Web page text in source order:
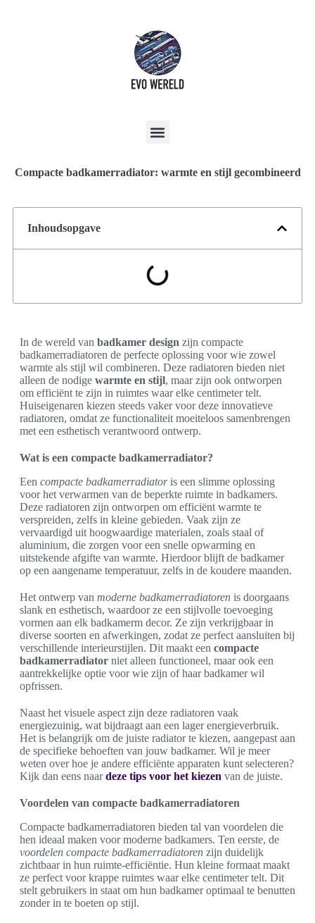
Compacte badkamerradiator: warmte en stijl gecombineerd
Inhoudsopgave
In de wereld van badkamer design zijn compacte
badkamerradiatoren de perfecte oplossing voor wie zowel
warmte als stijl wil combineren. Deze radiatoren bieden niet
alleen de nodige warmte en stijl, maar zijn ook ontworpen
om efficiënt te zijn in ruimtes waar elke centimeter telt.
Huiseigenaren kiezen steeds vaker voor deze innovatieve
radiatoren, omdat ze functionaliteit moeiteloos samenbrengen
met een esthetisch verantwoord ontwerp.
Wat is een compacte badkamerradiator?
Een compacte badkamerradiatoris een slimme oplossing
voor het verwarmen van de beperkte ruimte in badkamers.
Deze radiatoren zijn ontworpen om efficiënt warmte te
verspreiden, zelfs in kleine gebieden. Vaak zijn ze
vervaardigd uit hoogwaardige materialen, zoals staal of
aluminium, die zorgen voor een snelle opwarming en
uitstekende afgifte van warmte. Hierdoor blijft de badkamer
op een aangename temperatuur, zelfs in de koudere maanden.
Het ontwerp van moderne badkamerradiatoren is doorgaans
slank en esthetisch, waardoor ze een stijlvolle toevoeging
vormen aan elk badkamerm decor. Ze zijn verkrijgbaar in
diverse soorten en afwerkingen, zodat ze perfect aansluiten bij
verschillende interieurstijlen. Dit maakt een compacte
badkamerradiator niet alleen functioneel, maar ook een
aantrekkelijke optie voor wie zijn of haar badkamer wil
opfrissen.
Naast het visuele aspect zijn deze radiatoren vaak
energiezuinig, wat bijdraagt aan een lager energieverbruik.
Het is belangrijk om de juiste radiator te kiezen, aangepast aan
de specifieke behoeften van jouw badkamer. Wil je meer
weten over hoe je andere efficiënte apparaten kunt selecteren?
Kijk dan eens naardeze tips voor het kiezen van de juiste.
Voordelen van compacte badkamerradiatoren
Compacte badkamerradiatoren bieden tal van voordelen die
hen ideaal maken voor moderne badkamers. Ten eerste, de
voordelen compacte badkamerradiatoren zijn duidelijk
zichtbaar in hun ruimte-efficiëntie. Hun kleine formaat maakt
ze perfect voor krappe ruimtes waar elke centimeter telt. Dit
stelt gebruikers in staat om hun badkamer optimaal te benutten
zonder in te boeten op stijl.